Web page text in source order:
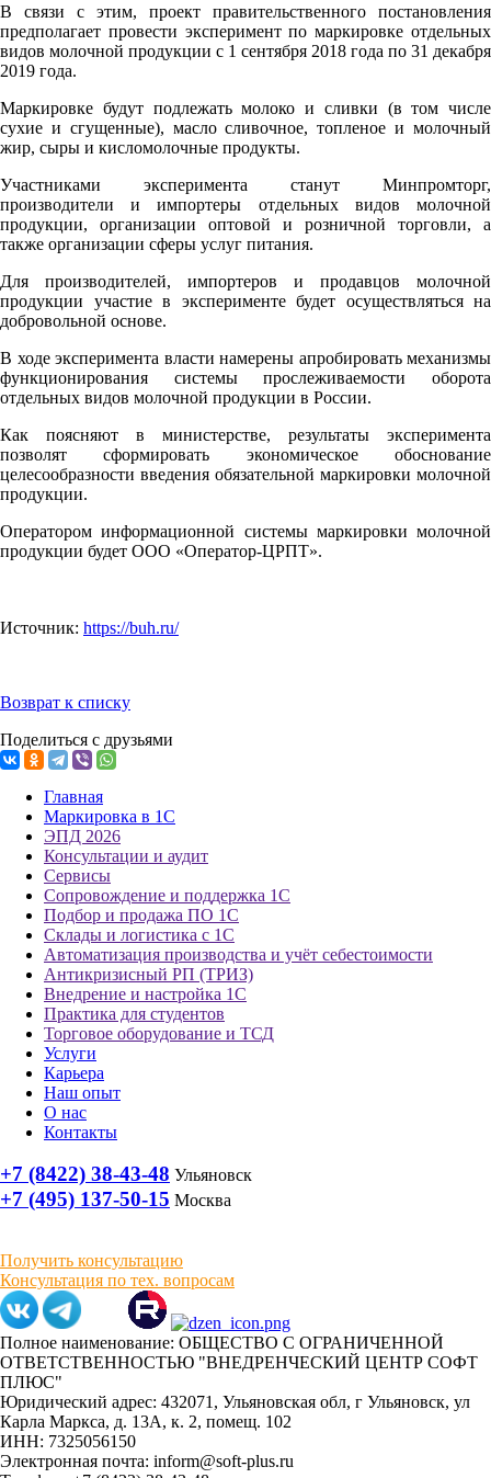
В связи с этим, проект правительственного постановления
предполагает провести эксперимент по маркировке отдельных
видов молочной продукции с 1 сентября 2018 года по 31 декабря
2019 года.
Маркировке будут подлежать молоко и сливки (в том числе
сухие и сгущенные), масло сливочное, топленое и молочный
жир, сыры и кисломолочные продукты.
Участниками эксперимента станут Минпромторг,
производители и импортеры отдельных видов молочной
продукции, организации оптовой и розничной торговли, а
также организации сферы услуг питания.
Для производителей, импортеров и продавцов молочной
продукции участие в эксперименте будет осуществляться на
добровольной основе.
В ходе эксперимента власти намерены апробировать механизмы
функционирования системы прослеживаемости оборота
отдельных видов молочной продукции в России.
Как поясняют в министерстве, результаты эксперимента
позволят сформировать экономическое обоснование
целесообразности введения обязательной маркировки молочной
продукции.
Оператором информационной системы маркировки молочной
продукции будет ООО «Оператор-ЦРПТ».
Источник: https://buh.ru/
Возврат к списку
Поделиться с друзьями
Главная
Маркировка в 1С
ЭПД 2026
Консультации и аудит
Сервисы
Сопровождение и поддержка 1С
Подбор и продажа ПО 1С
Склады и логистика с 1С
Автоматизация производства и учёт себестоимости
Антикризисный РП (ТРИЗ)
Внедрение и настройка 1С
Практика для студентов
Торговое оборудование и ТСД
Услуги
Карьера
Наш опыт
О нас
Контакты
+7 (8422) 38-43-48 Ульяновск
+7 (495) 137-50-15 Москва
Получить консультацию
Консультация по тех. вопросам
Полное наименование: ОБЩЕСТВО С ОГРАНИЧЕННОЙ
ОТВЕТСТВЕННОСТЬЮ "ВНЕДРЕНЧЕСКИЙ ЦЕНТР СОФТ
ПЛЮС"
Юридический адрес: 432071, Ульяновская обл, г Ульяновск, ул
Карла Маркса, д. 13А, к. 2, помещ. 102
ИНН: 7325056150
Электронная почта: inform@soft-plus.ru